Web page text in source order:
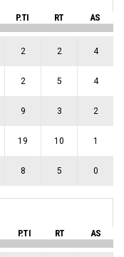
P.TI RT AS
2 2 4
2 5 4
9 3 2
19 10 1
8 5 0
P.TI RT AS